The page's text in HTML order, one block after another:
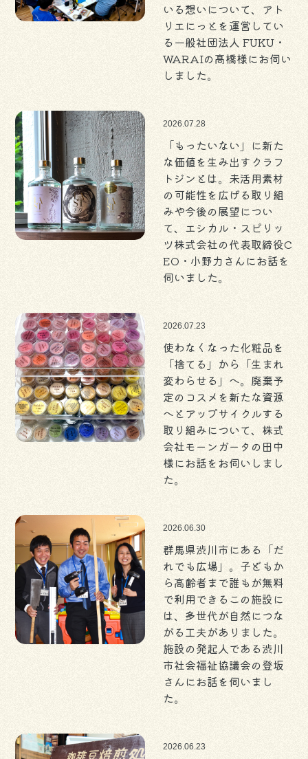
いる想いについて、アト
リエにっとを運営してい
る一般社団法人 FUKU・
WARAIの髙橋様にお伺い
しました。
2026.07.28
「もったいない」に新た
な価値を生み出すクラフ
トジンとは。未活用素材
の可能性を広げる取り組
みや今後の展望につい
て、エシカル・スピリッ
ツ株式会社の代表取締役C
EO・小野力さんにお話を
伺いました。
2026.07.23
使わなくなった化粧品を
「捨てる」から「生まれ
変わらせる」へ。廃棄予
定のコスメを新たな資源
へとアップサイクルする
取り組みについて、株式
会社モーンガータの田中
様にお話をお伺いしまし
た。
2026.06.30
群馬県渋川市にある「だ
れでも広場」。子どもか
ら高齢者まで誰もが無料
で利用できるこの施設に
は、多世代が自然につな
がる工夫がありました。
施設の発起人である渋川
市社会福祉協議会の登坂
さんにお話を伺いまし
た。
2026.06.23